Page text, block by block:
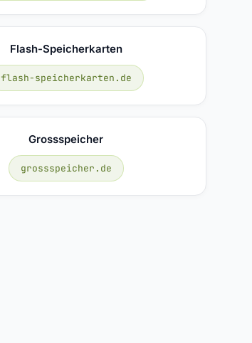
Flash-Speicherkarten
flash-speicherkarten.de
Grossspeicher
grossspeicher.de